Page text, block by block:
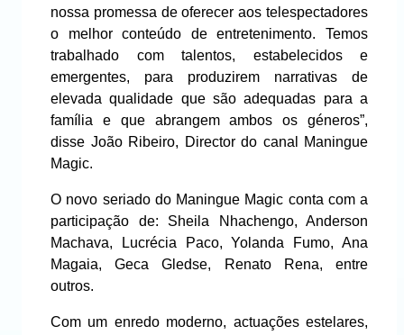
nossa promessa de oferecer aos telespectadores
o melhor conteúdo de entretenimento. Temos
trabalhado com talentos, estabelecidos e
emergentes, para produzirem narrativas de
elevada qualidade que são adequadas para a
família e que abrangem ambos os géneros”,
disse João Ribeiro, Director do canal Maningue
Magic.
O novo seriado do Maningue Magic conta com a
participação de: Sheila Nhachengo, Anderson
Machava, Lucrécia Paco, Yolanda Fumo, Ana
Magaia, Geca Gledse, Renato Rena, entre
outros.
Com um enredo moderno, actuações estelares,